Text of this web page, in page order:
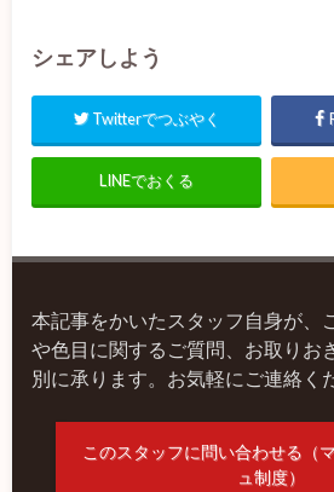
シェアしよう
Twitterでつぶやく
LINEでおくる
本記事をかいたスタッフ自身が、
や色目に関するご質問、お取りお
別に承ります。お気軽にご連絡く
このスタッフに問い合わせる（
ュ制度）